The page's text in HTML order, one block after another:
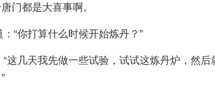
门都是大喜事啊。
“你打算什么时候开始炼丹？”
这几天我先做一些试验，试试这炼丹炉，然后